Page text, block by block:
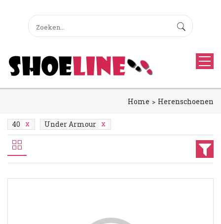
Home Herenschoenen
40 Under Armour